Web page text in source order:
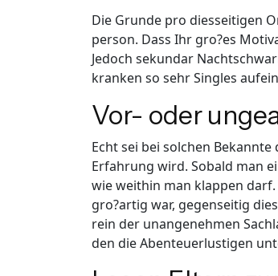
Die Grunde pro diesseitigen
person. Dass Ihr gro?es
Jedoch sekundar
kranken so sehr Singles
Vor- oder
Echt sei bei solchen
Erfahrung wird. Sobald man
wie weithin man klappen
gro?artig war, gegenseitig
rein der unangenehmen
den die Abenteuerlustigen